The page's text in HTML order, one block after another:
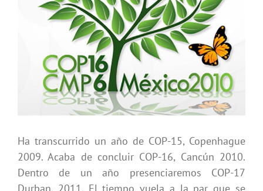
Ha transcurrido un año de COP-15, Copenhague
2009. Acaba de concluir COP-16, Cancún 2010.
Dentro de un año presenciaremos COP-17